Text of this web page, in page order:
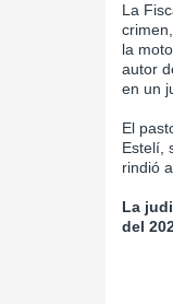
La
la
autor
en un
El
Estelí,
rindió
La
del